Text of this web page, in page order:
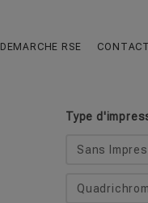
DEMARCHE RSECup 80
Type
Sans